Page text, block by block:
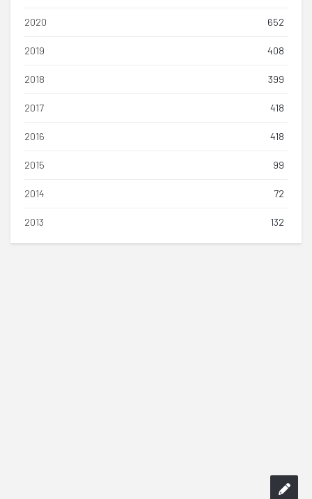
2020 652
2019 408
2018 399
2017 418
2016 418
2015 99
2014 72
2013 132